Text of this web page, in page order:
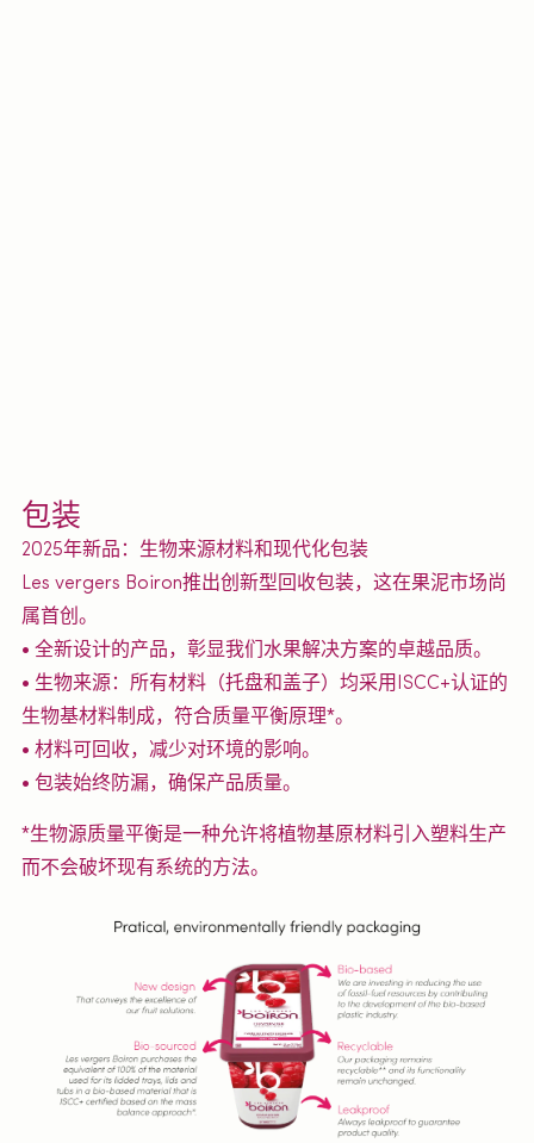
包装
2025年新品：生物来源材料和现代化包装
Les vergers Boiron推出创新型回收包装，这在果泥市场尚
属首创。
• 全新设计的产品，彰显我们水果解决方案的卓越品质。
• 生物来源：所有材料（托盘和盖子）均采用ISCC+认证的
生物基材料制成，符合质量平衡原理*。
• 材料可回收，减少对环境的影响。
• 包装始终防漏，确保产品质量。
*生物源质量平衡是一种允许将植物基原材料引入塑料生产
而不会破坏现有系统的方法。